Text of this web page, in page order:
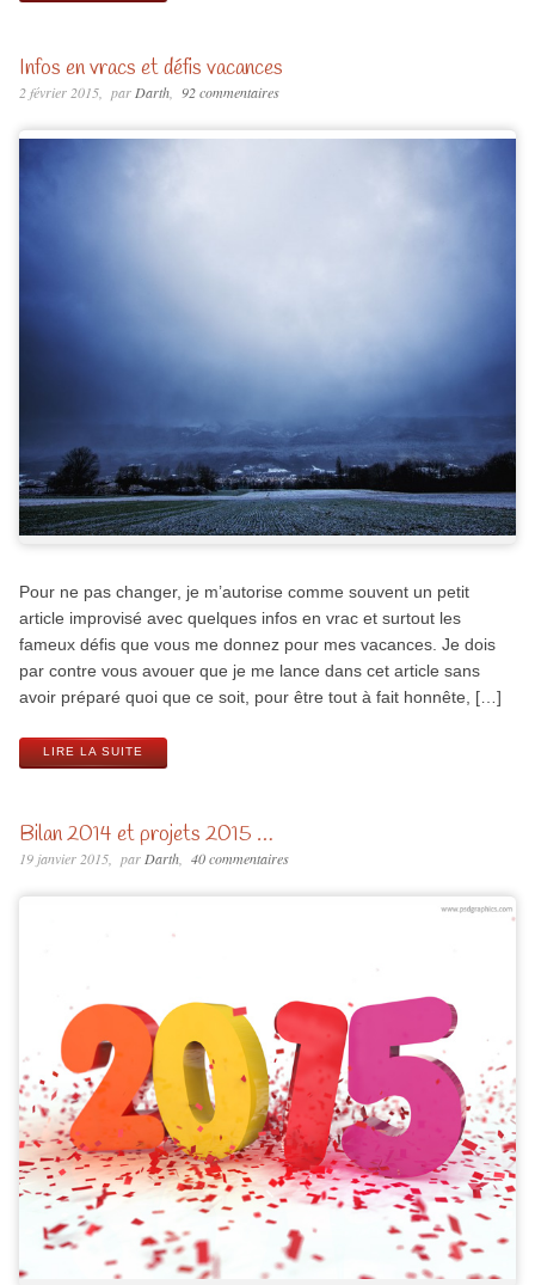
Infos en vracs et défis vacances
2 février 2015 parDarth 92 commentaires
Pour ne pas changer, je m’autorise comme souvent un petit
article improvisé avec quelques infos en vrac et surtout les
fameux défis que vous me donnez pour mes vacances. Je dois
par contre vous avouer que je me lance dans cet article sans
avoir préparé quoi que ce soit, pour être tout à fait honnête, […]
LIRE LA SUITE
Bilan 2014 et projets 2015 …
19 janvier 2015 parDarth 40 commentaires